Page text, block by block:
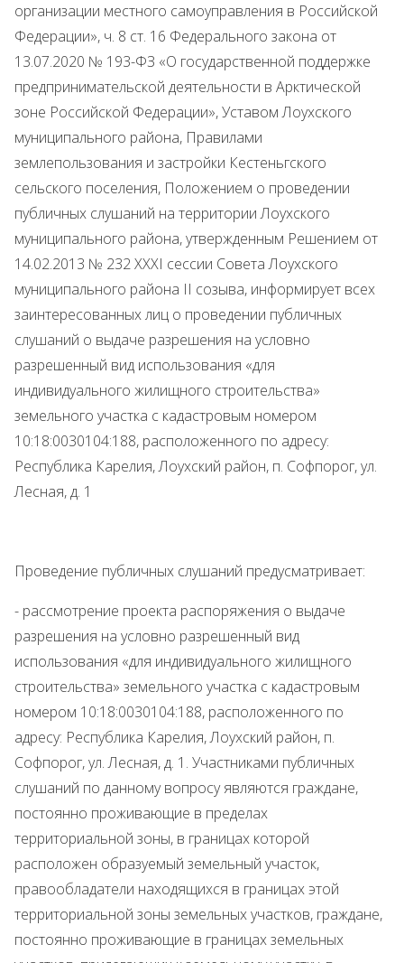
организации местного самоуправления в Российской
Федерации», ч. 8 ст. 16 Федерального закона от
13.07.2020 № 193-ФЗ «О государственной поддержке
предпринимательской деятельности в Арктической
зоне Российской Федерации», Уставом Лоухского
муниципального района, Правилами
землепользования и застройки Кестеньгского
сельского поселения, Положением о проведении
публичных слушаний на территории Лоухского
муниципального района, утвержденным Решением от
14.02.2013 № 232 XXXI сессии Совета Лоухского
муниципального района II созыва, информирует всех
заинтересованных лиц о проведении публичных
слушаний о выдаче разрешения на условно
разрешенный вид использования «для
индивидуального жилищного строительства»
земельного участка с кадастровым номером
10:18:0030104:188, расположенного по адресу:
Республика Карелия, Лоухский район, п. Софпорог, ул.
Лесная, д. 1
Проведение публичных слушаний предусматривает:
- рассмотрение проекта распоряжения о выдаче
разрешения на условно разрешенный вид
использования «для индивидуального жилищного
строительства» земельного участка с кадастровым
номером 10:18:0030104:188, расположенного по
адресу: Республика Карелия, Лоухский район, п.
Софпорог, ул. Лесная, д. 1. Участниками публичных
слушаний по данному вопросу являются граждане,
постоянно проживающие в пределах
территориальной зоны, в границах которой
расположен образуемый земельный участок,
правообладатели находящихся в границах этой
территориальной зоны земельных участков, граждане,
постоянно проживающие в границах земельных